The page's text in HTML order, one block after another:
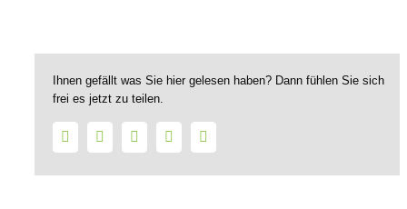
Ihnen gefällt was Sie hier gelesen haben? Dann fühlen Sie sich
frei es jetzt zu teilen.
FacebookTwitter LinkedInWhatsApp
Mail